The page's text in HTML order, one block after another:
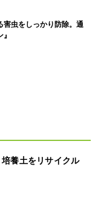
害虫をしっかり防除。通
養土をリサイクル